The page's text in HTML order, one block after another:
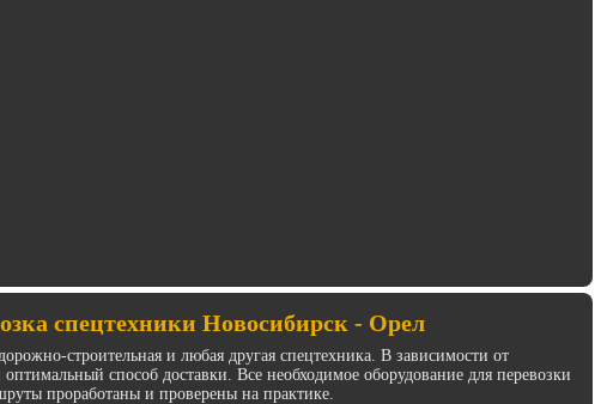
спецтехники Новосибирск - Орел
строительная и любая другая спецтехника. В зависимости от
способ доставки. Все необходимое оборудование для перевозки
проработаны и проверены на практике.